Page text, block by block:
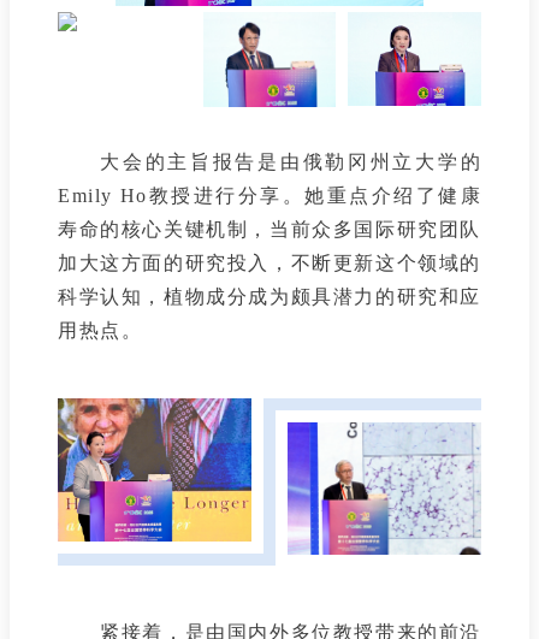
大会的主旨报告是由俄勒冈州立大学的
Emily Ho教授进行分享。她重点介绍了健康
寿命的核心关键机制，当前众多国际研究团队
加大这方面的研究投入，不断更新这个领域的
科学认知，植物成分成为颇具潜力的研究和应
用热点。
紧接着，是由国内外多位教授带来的前沿